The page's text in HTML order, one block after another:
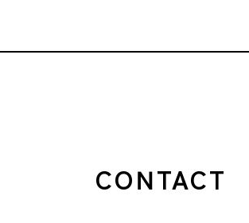
CONTACT